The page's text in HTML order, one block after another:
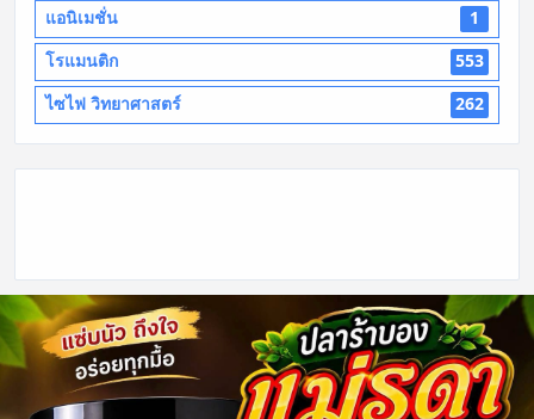
แอนิเมชั่น
1
โรแมนติก
553
ไซไฟ วิทยาศาสตร์
262